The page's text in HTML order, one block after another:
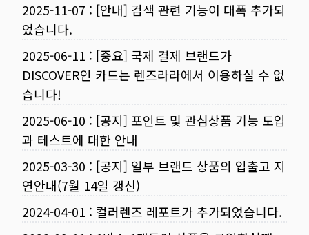
2025-11-07 : [안내] 검색 관련 기능이 대폭 추가되
었습니다.
2025-06-11 : [중요] 국제 결제 브랜드가
DISCOVER인 카드는 렌즈라라에서 이용하실 수 없
습니다!
2025-06-10 : [공지] 포인트 및 관심상품 기능 도입
과 테스트에 대한 안내
2025-03-30 : [공지] 일부 브랜드 상품의 입출고 지
연안내(7월 14일 갱신)
2024-04-01 : 컬러렌즈 레포트가 추가되었습니다.